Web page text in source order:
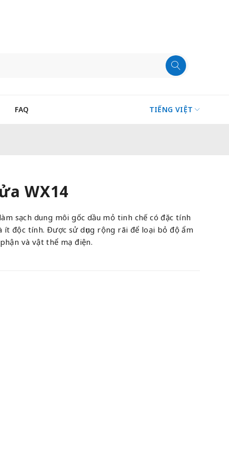
FAQ TIẾNG VIỆT
WX14
sạch dung môi gốc dầu mỏ tinh chế có đặc tính
độc tính. Được sử dụng rộng rãi để loại bỏ độ ẩm
và vật thể mạ điện.